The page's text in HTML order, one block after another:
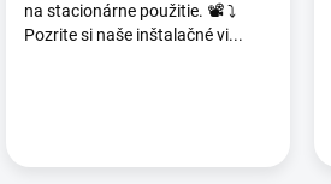
na stacionárne použitie. 📽️ ⤵️
Pozrite si naše inštalačné vi...